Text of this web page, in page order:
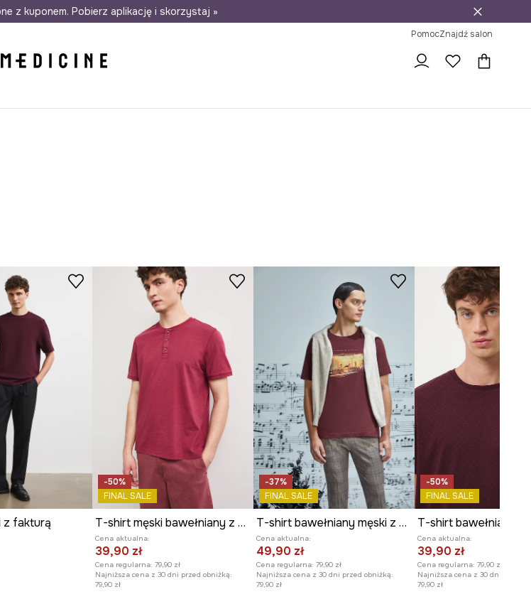
dostawa do salonów 30 dni na zwrot
z kuponem. Pobierz aplikację i skorzystaj »
PomocZnajdź salon
z fakturą
-50%
FINAL SALE
T-shirt męski bawełniany z efektem sprania
Cena aktualna:
39,90 zł
Cena regularna: 79,90 zł
Najniższa cena z 30 dni przed obniżką:
79,90 zł
-37%
FINAL SALE
T-shirt bawełniany męski z kolekcji Narodowy Instytut Fryderyka Chopina x Medicine
Cena aktualna:
49,90 zł
Cena regularna: 79,90 zł
Najniższa cena z 30 dni przed obniżką:
79,90 zł
-50%
FINAL SALE
Cena aktualna:
39,90 zł
Cena regularna: 79,90 zł
Najniższa cena z 30 dni przed
79,90 zł